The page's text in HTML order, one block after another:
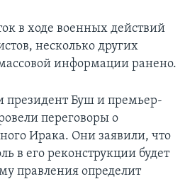
в ходе военных действий
несколько других
информации ранено.
президент Буш и премьер-
переговоры о
Ирака. Они заявили, что
в его реконструкции будет
правления определит